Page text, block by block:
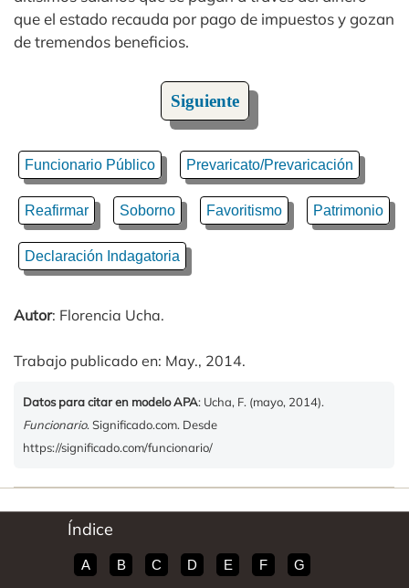
que el estado recauda por pago de impuestos y gozan
de tremendos beneficios.
Siguiente
Funcionario Público Prevaricato/Prevaricación
Reafirmar Soborno Favoritismo Patrimonio
Declaración Indagatoria
Autor: Florencia Ucha.
Trabajo publicado en: May., 2014.
Datos para citar en modelo APA: Ucha, F. (mayo, 2014).
Funcionario. Significado.com. Desde
https://significado.com/funcionario/
Índice
A B C D E F G